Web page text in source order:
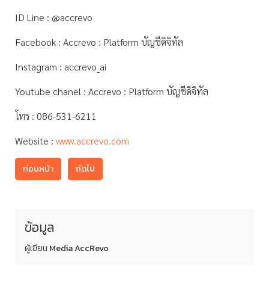
ID Line : @accrevo
Facebook : Accrevo : Platform บัญชีดิจิทัล
Instagram : accrevo_ai
Youtube chanel : Accrevo : Platform บัญชีดิจิทัล
โทร : 086-531-6211
Website : www.accrevo.com
ก่อนหน้า ถัดไป
ข้อมูล
ผู้เขียน Media AccRevo